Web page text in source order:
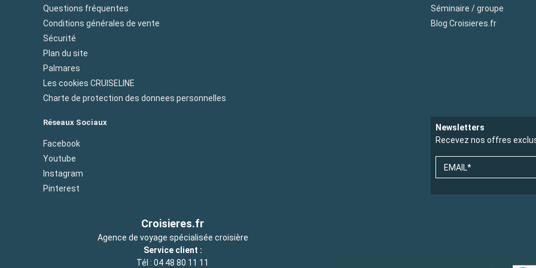
Questions fréquentes
Conditions générales de vente
Sécurité
Plan du site
Palmares
Les cookies CRUISELINE
Charte de protection des donnees personnelles
Séminaire / groupe
Blog Croisieres.fr
Réseaux Sociaux
Facebook
Youtube
Instagram
Pinterest
Newsletters
Recevez nos offres
EMAIL*
Croisieres.fr
Agence de voyage spécialisée croisière
Service client :
Tél : 04 48 80 11 11